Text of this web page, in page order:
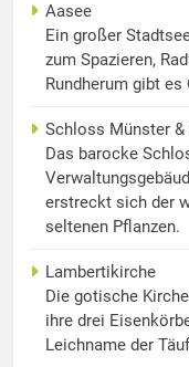
Aasee
Ein großer
zum Spazieren,
Rundherum gibt es
Schloss Münster
Das barocke
erstreckt sich der
seltenen Pflanzen.
Lambertikirche
Die gotische
ihre drei
Leichname der